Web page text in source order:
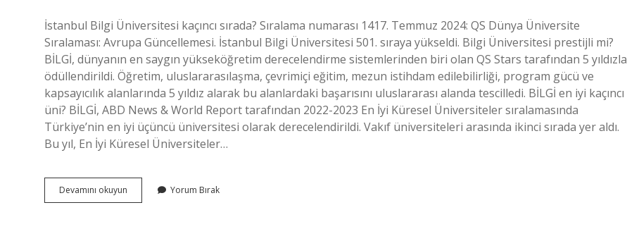
İstanbul Bilgi Üniversitesi kaçıncı sırada? Sıralama numarası 1417. Temmuz 2024: QS Dünya Üniversite
Sıralaması: Avrupa Güncellemesi. İstanbul Bilgi Üniversitesi 501. sıraya yükseldi. Bilgi Üniversitesi prestijli mi?
BİLGİ, dünyanın en saygın yükseköğretim derecelendirme sistemlerinden biri olan QS Stars tarafından 5 yıldızla
ödüllendirildi. Öğretim, uluslararasılaşma, çevrimiçi eğitim, mezun istihdam edilebilirliği, program gücü ve
kapsayıcılık alanlarında 5 yıldız alarak bu alanlardaki başarısını uluslararası alanda tescilledi. BİLGİ en iyi kaçıncı
üni? BİLGİ, ABD News & World Report tarafından 2022-2023 En İyi Küresel Üniversiteler sıralamasında
Türkiye’nin en iyi üçüncü üniversitesi olarak derecelendirildi. Vakıf üniversiteleri arasında ikinci sırada yer aldı.
Bu yıl, En İyi Küresel Üniversiteler…
Devamını okuyun
Üniversitesi
Yorum Bırak